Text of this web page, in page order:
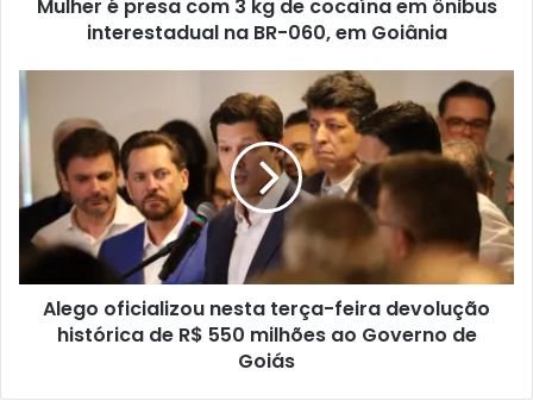
Mulher é presa com 3 kg de cocaína em ônibus
interestadual na BR-060, em Goiânia
Alego oficializou nesta terça-feira devolução
histórica de R$ 550 milhões ao Governo de
Goiás